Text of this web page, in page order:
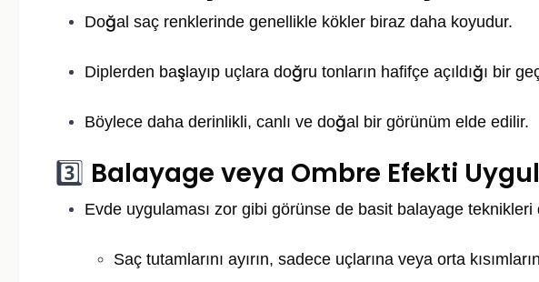
Doğal saç renklerinde genellikle kökler biraz daha koyudur.
Diplerden başlayıp uçlara doğru tonların hafifçe açıldığı bir
Böylece daha derinlikli, canlı ve doğal bir görünüm elde edilir.
3️⃣ Balayage veya Ombre Efekti
Evde uygulaması zor gibi görünse de basit balayage teknikleri
Saç tutamlarını ayırın, sadece uçlarına veya orta